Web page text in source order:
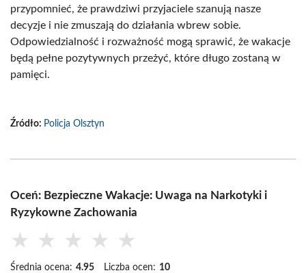
przypomnieć, że prawdziwi przyjaciele szanują nasze
decyzje i nie zmuszają do działania wbrew sobie.
Odpowiedzialność i rozważność mogą sprawić, że wakacje
będą pełne pozytywnych przeżyć, które długo zostaną w
pamięci.
Źródło: Policja Olsztyn
Oceń: Bezpieczne Wakacje: Uwaga na Narkotyki i
Ryzykowne Zachowania
★ ★ ★ ★ ★
Średnia ocena: 4.95 Liczba ocen: 10